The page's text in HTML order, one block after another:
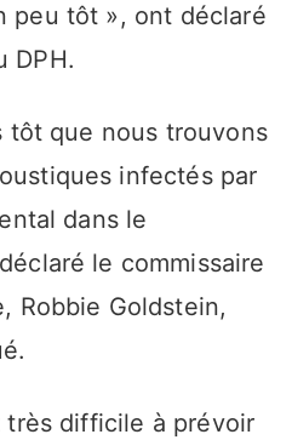
peu tôt », ont déclaré
DPH.
tôt que nous trouvons
infectés par
dans le
le commissaire
Robbie Goldstein,
très difficile à prévoir